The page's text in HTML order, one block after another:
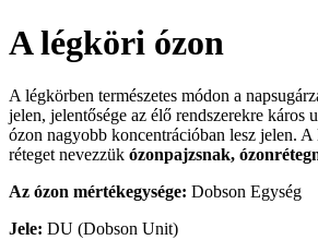
A légköri ózon
A légkörben természetes módon a
jelen, jelentősége az élő rendszerekre
ózon nagyobb koncentrációban lesz jelen.
réteget nevezzük ózonpajzsnak,
Az ózon mértékegysége: Dobson Egység
Jele: DU (Dobson Unit)